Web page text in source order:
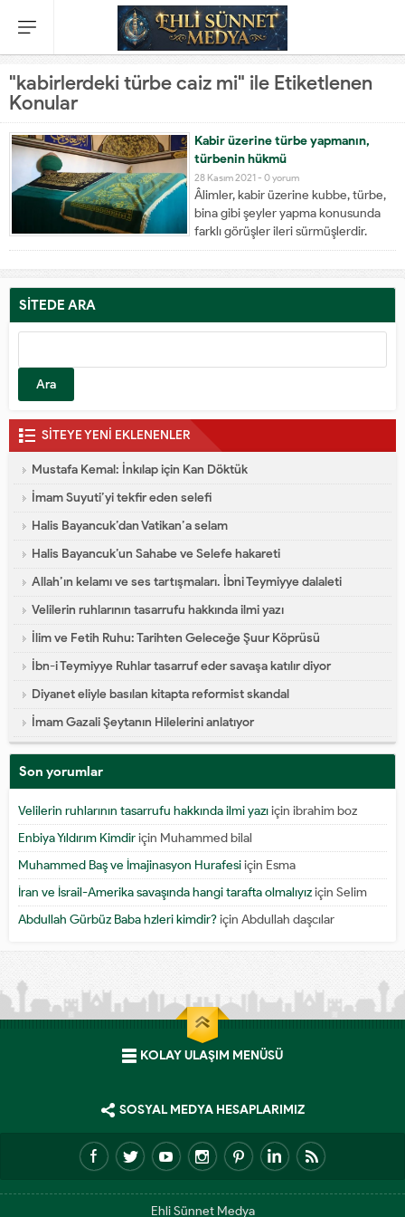
"kabirlerdeki türbe caiz mi" ile Etiketlenen
Konular
Kabir üzerine türbe yapmanın,
türbenin hükmü
28 Kasım 2021 - 0 yorum
Âlimler, kabir üzerine kubbe, türbe,
bina gibi şeyler yapma konusunda
farklı görüşler ileri sürmüşlerdir.
Hanefî, Mâlikî ve Şâfiîlere göre, özel
mülkiyete tâbi topraklardaki
kabirlerin üstüne gösteriş ve
yapmak haram, böyle bir maksat
SİTEDE ARA
SİTEYE YENİ EKLENENLER
Mustafa Kemal: İnkılap için Kan Döktük
İmam Suyuti’yi tekfir eden selefi
Halis Bayancuk’dan Vatikan’a selam
Halis Bayancuk’un Sahabe ve Selefe hakareti
Allah’ın kelamı ve ses tartışmaları. İbni Teymiyye dalaleti
Velilerin ruhlarının tasarrufu hakkında ilmi yazı
İlim ve Fetih Ruhu: Tarihten Geleceğe Şuur Köprüsü
İbn-i Teymiyye Ruhlar tasarruf eder savaşa katılır diyor
Diyanet eliyle basılan kitapta reformist skandal
İmam Gazali Şeytanın Hilelerini anlatıyor
Son yorumlar
Velilerin ruhlarının tasarrufu hakkında ilmi yazıiçin ibrahim boz
Enbiya Yıldırım Kimdiriçin Muhammed bilal
Muhammed Baş ve İmajinasyon Hurafesiiçin Esma
İran ve İsrail-Amerika savaşında hangi tarafta olmalıyıziçin Selim
Abdullah Gürbüz Baba hzleri kimdir?için Abdullah daşcılar
KOLAY ULAŞIM MENÜSÜ
SOSYAL MEDYA HESAPLARIMIZ
Ehli Sünnet Medya